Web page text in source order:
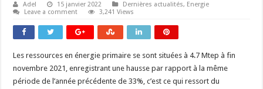
Adel 15 janvier 2022 Dernières actualités, Energie
Leave a comment
3,241 Views
Les ressources en énergie primaire se sont situées à 4.7 Mtep à fin
novembre 2021, enregistrant une hausse par rapport à la même
période de l’année précédente de 33%, c’est ce qui ressort du